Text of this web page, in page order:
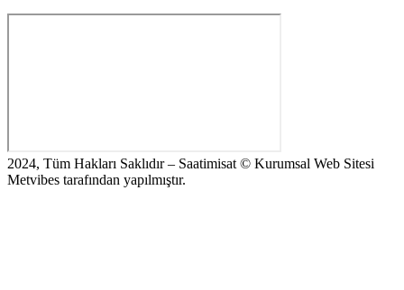
2024, Tüm Hakları Saklıdır – Saatimisat © Kurumsal Web Sitesi
Metvibes tarafından yapılmıştır.